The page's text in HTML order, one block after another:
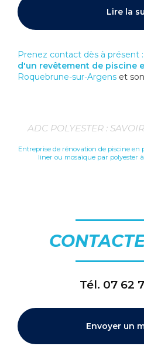
Lire la
Prenez contact dès à présent :
d'un revêtement de piscine
Roquebrune-sur-Argens et
ADC POLYESTER :
Entreprise de rénovation de piscine en
liner ou mosaïque par polyester
Tél. 07 62
Envoyer un